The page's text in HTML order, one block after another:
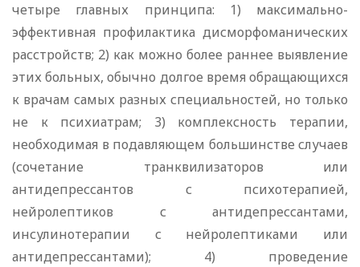
четыре главных принципа: 1) максимально-
эффективная профилактика дисморфоманических
расстройств; 2) как можно более раннее выявление
этих больных, обычно долгое время обращающихся
к врачам самых разных специальностей, но только
не к психиатрам; 3) комплексность терапии,
необходимая в подавляющем большинстве случаев
(сочетание транквилизаторов или
антидепрессантов с психотерапией,
нейролептиков с антидепрессантами,
инсулинотерапии с нейролептиками или
антидепрессантами); 4) проведение